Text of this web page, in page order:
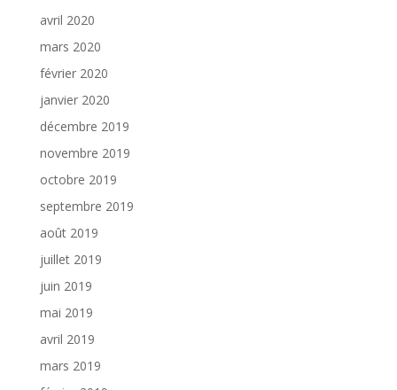
avril 2020
mars 2020
février 2020
janvier 2020
décembre 2019
novembre 2019
octobre 2019
septembre 2019
août 2019
juillet 2019
juin 2019
mai 2019
avril 2019
mars 2019